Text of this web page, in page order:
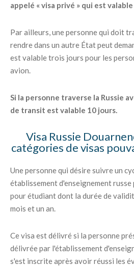
appelé « visa privé » qui est
Par ailleurs, une personne qui doit
rendre dans un autre État peut
est valable trois jours pour les
avion.
Si la personne traverse la Russie
de transit est valable 10 jours.
Visa Russie
catégories de visas
Une personne qui désire suivre un
établissement d'enseignement russe
pour étudiant dont la durée de
mois et un an.
Ce visa est délivré si la personne
délivrée par l'établissement
s'est inscrite après avoir réussi les